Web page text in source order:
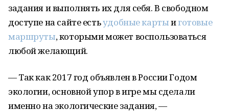
задания и выполнять их для себя. В свободном
доступе на сайте естьудобные картыиготовые
маршруты, которыми может воспользоваться
любой желающий.
— Так как 2017 год объявлен в России Годом
экологии, основной упор в игре мы сделали
именно на экологические задания, —